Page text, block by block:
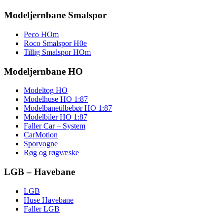
Modeljernbane Smalspor
Peco HOm
Roco Smalspor H0e
Tillig Smalspor HOm
Modeljernbane HO
Modeltog HO
Modelhuse HO 1:87
Modelbanetilbebør HO 1:87
Modelbiler HO 1:87
Faller Car – System
CarMotion
Sporvogne
Røg og røgvæske
LGB – Havebane
LGB
Huse Havebane
Faller LGB